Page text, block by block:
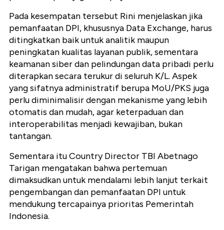
Pada kesempatan tersebut Rini menjelaskan jika
pemanfaatan DPI, khususnya Data Exchange, harus
ditingkatkan baik untuk analitik maupun
peningkatan kualitas layanan publik, sementara
keamanan siber dan pelindungan data pribadi perlu
diterapkan secara terukur di seluruh K/L. Aspek
yang sifatnya administratif berupa MoU/PKS juga
perlu diminimalisir dengan mekanisme yang lebih
otomatis dan mudah, agar keterpaduan dan
interoperabilitas menjadi kewajiban, bukan
tantangan.
Sementara itu Country Director TBI Abetnago
Tarigan mengatakan bahwa pertemuan
dimaksudkan untuk mendalami lebih lanjut terkait
pengembangan dan pemanfaatan DPI untuk
mendukung tercapainya prioritas Pemerintah
Indonesia.